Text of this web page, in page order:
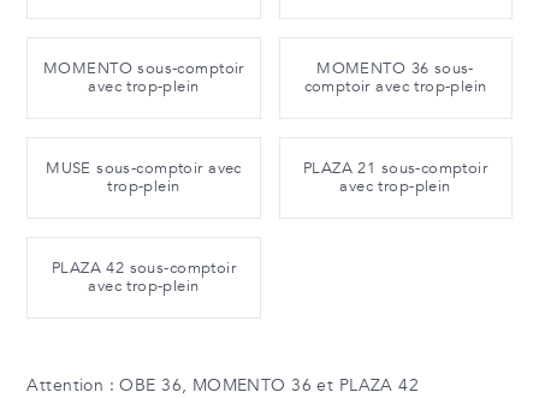
MOMENTO sous-comptoir
avec trop-plein
MOMENTO 36 sous-
comptoir avec trop-plein
MUSE sous-comptoir avec
trop-plein
PLAZA 21 sous-comptoir
avec trop-plein
PLAZA 42 sous-comptoir
avec trop-plein
Attention : OBE 36, MOMENTO 36 et PLAZA 42